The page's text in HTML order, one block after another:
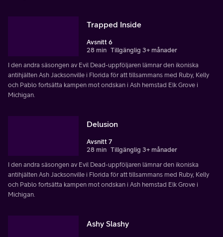
Trapped Inside
Avsnitt 6
28 min Tillgänglig 3+ månader
I den andra säsongen av Evil Dead-uppföljaren lämnar den ikoniska
antihjälten Ash Jacksonville i Florida för att tillsammans med Ruby, Kelly
och Pablo fortsätta kampen mot ondskan i Ash hemstad Elk Grove i
Michigan.
Delusion
Avsnitt 7
28 min Tillgänglig 3+ månader
I den andra säsongen av Evil Dead-uppföljaren lämnar den ikoniska
antihjälten Ash Jacksonville i Florida för att tillsammans med Ruby, Kelly
och Pablo fortsätta kampen mot ondskan i Ash hemstad Elk Grove i
Michigan.
Ashy Slashy